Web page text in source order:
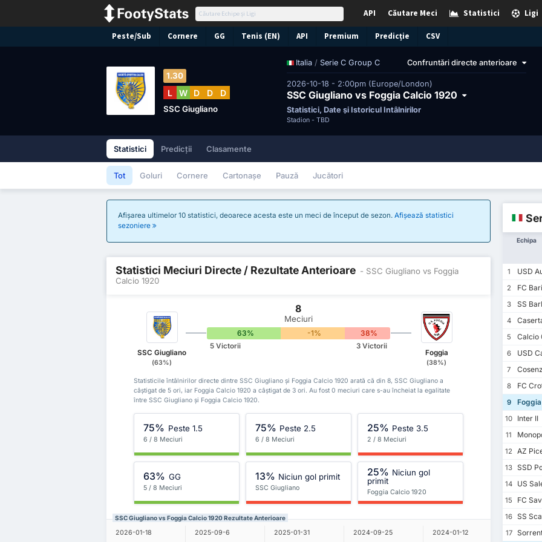
Ligi
Statistici
Căutare Meci
API
Peste/Sub Cornere GG Tenis (EN) API Premium Predicție CSV
Italia / Serie C Group C Confruntări directe anterioare
2026-10-18 - 2:00pm (Europe/London)
SSC Giugliano vs Foggia Calcio 1920
Statistici, Date și Istoricul Întâlnirilor
Stadion - TBD
1.30
L W D D D
SSC Giugliano
Statistici Predicții Clasamente
Tot Goluri Cornere Cartonașe Pauză Jucători
Afișarea ultimelor 10 statistici, deoarece acesta este un meci de început de sezon. Afișează statistici
sezoniere
Statistici Meciuri Directe / Rezultate Anterioare - SSC Giugliano vs Foggia
Calcio 1920
SSC Giugliano
(63%)
8
Meciuri
63% -1% 38%
5 Victorii 3 Victorii
Foggia
(38%)
Statisticile întâlnirilor directe dintre SSC Giugliano și Foggia Calcio 1920 arată că din 8, SSC Giugliano a
câștigat de 5 ori, iar Foggia Calcio 1920 a câștigat de 3 ori. Au fost 0 meciuri care s-au încheiat la egalitate
între SSC Giugliano și Foggia Calcio 1920.
75% Peste 1.5
6 / 8 Meciuri
75% Peste 2.5
6 / 8 Meciuri
25% Peste 3.5
2 / 8 Meciuri
63% GG
5 / 8 Meciuri
13% Niciun gol primit
SSC Giugliano
25% Niciun gol
primit
Foggia Calcio 1920
SSC Giugliano vs Foggia Calcio 1920 Rezultate Anterioare
2026-01-18 2025-09-6 2025-01-31 2024-09-25 2024-01-12 2023-09-
Echipa
1 USD
2
FC
3
SS
4
5
Calcio
6
USD
7
8
FC
9
10
Inter II
11
12
AZ
13 SSD
14
US
15
FC
16 SS
17